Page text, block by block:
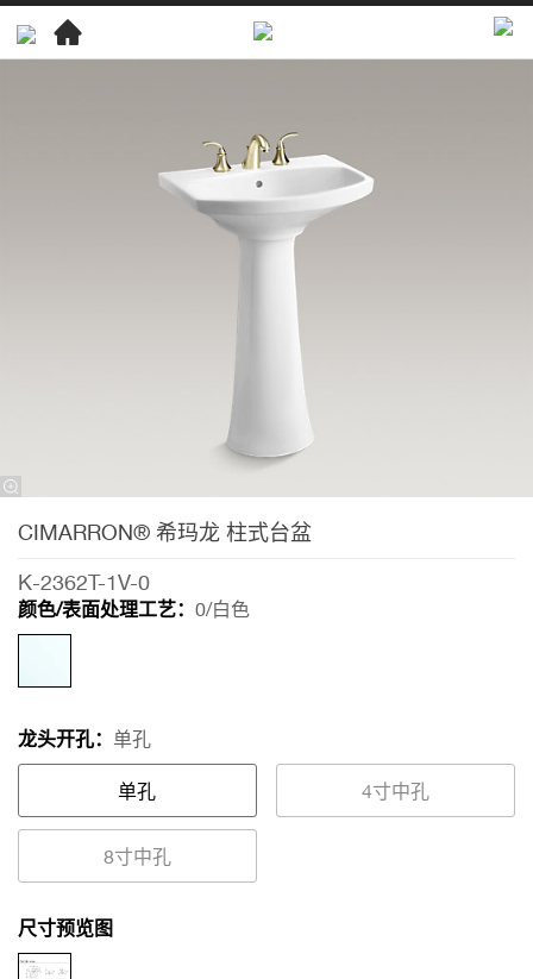
柱
台CIMARRON® 希玛龙 柱式台盆
K-2362T-1V-0
颜色/表面处理工艺： 0/白色
龙头开孔： 单孔
单孔 4寸中孔
8寸中孔
尺寸预览图